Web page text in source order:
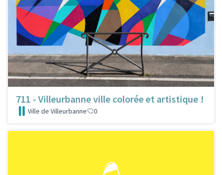
711 - Villeurbanne ville colorée et artistique !
Ville de Villeurbanne 0